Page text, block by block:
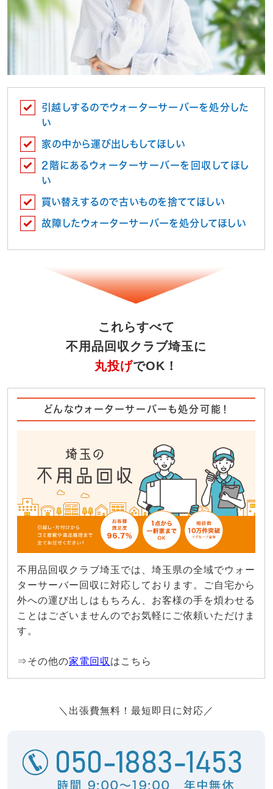
引越しするのでウォーターサーバーを処分した
い
家の中から運び出しもしてほしい
2階にあるウォーターサーバーを回収してほし
い
買い替えするので古いものを捨ててほしい
故障したウォーターサーバーを処分してほしい
これらすべて
不用品回収クラブ埼玉に
丸投げでOK！
どんなウォーターサーバーも処分可能！
不用品回収クラブ埼玉では、埼玉県の全域でウォー
ターサーバー回収に対応しております。ご自宅から
外への運び出しはもちろん、お客様の手を煩わせる
ことはございませんのでお気軽にご依頼いただけま
す。
⇒その他の家電回収 はこちら
＼出張費無料！最短即日に対応／